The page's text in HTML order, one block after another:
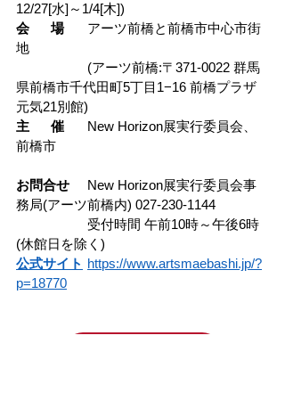
12/27[水]～1/4[木])
会      場
	アーツ前橋と前橋市中心市街
地
県前橋市千代田町5丁目1−16 前橋プラザ
元気21別館)
主      催
前橋市
お問合せ
務局(アーツ前橋内) 027-230-1144
(休館日を除く)
公式サイト
p=18770